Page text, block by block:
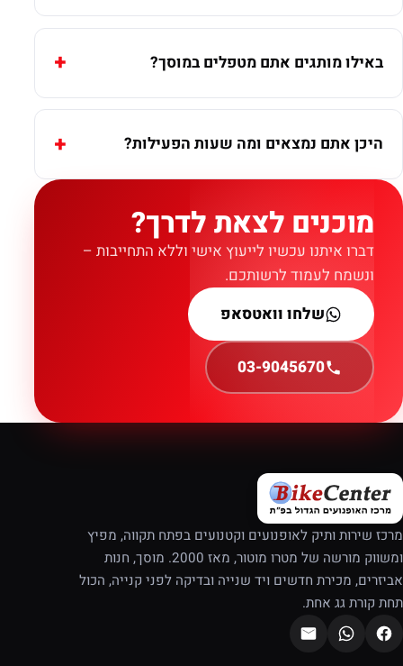
באילו מותגים אתם מטפלים במוסך?
היכן אתם נמצאים ומה שעות הפעילות?
מוכנים לצאת לדרך?
דברו איתנו עכשיו לייעוץ אישי וללא התחייבות –
ונשמח לעמוד לרשותכם.
שלחו וואטסאפ
03-9045670
מרכז שירות ותיק לאופנועים וקטנועים בפתח תקווה, מפיץ
ומשווק מורשה של מטרו מוטור, מאז 2000. מוסך, חנות
אביזרים, מכירת חדשים ויד שנייה ובדיקה לפני קנייה, הכול
תחת קורת גג אחת.